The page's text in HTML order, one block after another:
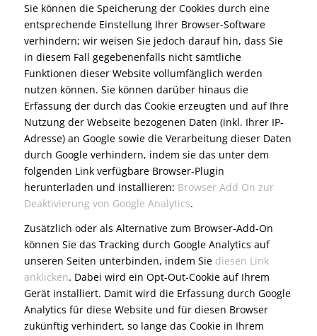
Sie können die Speicherung der Cookies durch eine
entsprechende Einstellung Ihrer Browser-Software
verhindern; wir weisen Sie jedoch darauf hin, dass Sie
in diesem Fall gegebenenfalls nicht sämtliche
Funktionen dieser Website vollumfänglich werden
nutzen können. Sie können darüber hinaus die
Erfassung der durch das Cookie erzeugten und auf Ihre
Nutzung der Webseite bezogenen Daten (inkl. Ihrer IP-
Adresse) an Google sowie die Verarbeitung dieser Daten
durch Google verhindern, indem sie das unter dem
folgenden Link verfügbare Browser-Plugin
herunterladen und installieren: Browser Add On zur
Deaktivierung von Google Analytics.
Zusätzlich oder als Alternative zum Browser-Add-On
können Sie das Tracking durch Google Analytics auf
unseren Seiten unterbinden, indem Sie diesen Link
anklicken. Dabei wird ein Opt-Out-Cookie auf Ihrem
Gerät installiert. Damit wird die Erfassung durch Google
Analytics für diese Website und für diesen Browser
zukünftig verhindert, so lange das Cookie in Ihrem